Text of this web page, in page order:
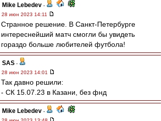
Mike Lebedev -
28 июн 2023 14:11
Странное решение. В Санкт-Петербурге
интереснейший матч смогли бы увидеть
гораздо больше любителей футбола!
SAS -
28 июн 2023 14:01
Так давно решили:
- СК 15.07.23 в Казани, без фнд
Mike Lebedev -